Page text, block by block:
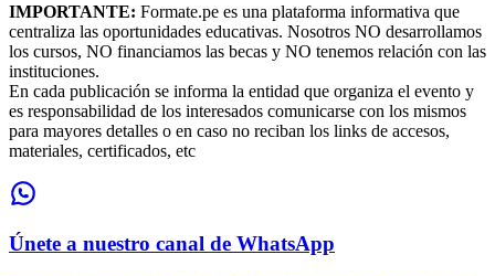
IMPORTANTE: Formate.pe es una plataforma informativa que
centraliza las oportunidades educativas. Nosotros NO desarrollamos
los cursos, NO financiamos las becas y NO tenemos relación con las
instituciones.
En cada publicación se informa la entidad que organiza el evento y
es responsabilidad de los interesados comunicarse con los mismos
para mayores detalles o en caso no reciban los links de accesos,
materiales, certificados, etc
Únete a nuestro canal de WhatsApp